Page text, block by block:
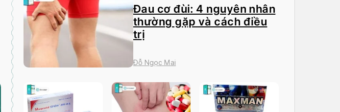
Đau cơ đùi: 4 nguyên nhân
thường gặp và cách điều
trị
Đỗ Ngọc Mai